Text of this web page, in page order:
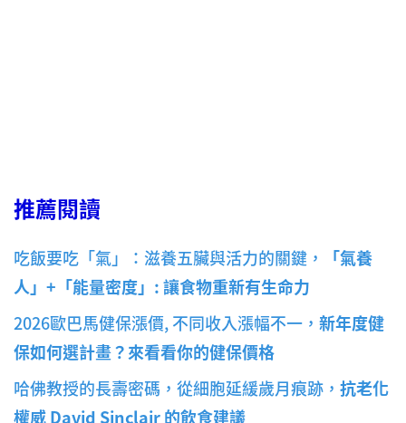
推薦閱讀
吃飯要吃「氣」：滋養五臟與活力的關鍵，
「氣養
人」+「能量密度」:讓食物重新有生命力
2026歐巴馬健保漲價, 不同收入漲幅不一， 新年度健
保如何選計畫？來看看你的健保價格
哈佛教授的長壽密碼，從細胞延緩歲月痕跡， 抗老化
權威 David Sinclair 的飲食建議